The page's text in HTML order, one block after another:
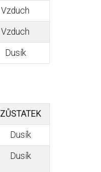
Vzduch
Vzduch
Dusík
ZŮSTATEK
Dusík
Dusík